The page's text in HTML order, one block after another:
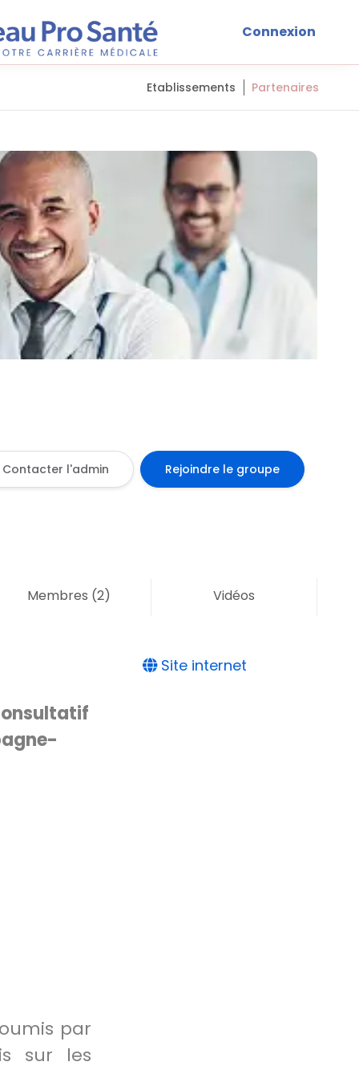
Connexion
Etablissements Partenaires
Contacter l'admin Rejoindre le groupe
Membres (2) Vidéos
par
sur les
Site internet